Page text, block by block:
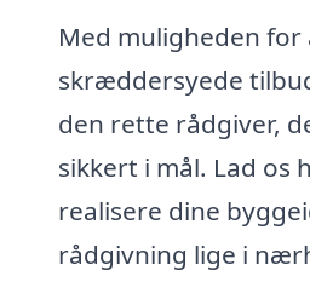
Med muligheden
skræddersyede
den rette rådgiver,
sikkert i mål. Lad os
realisere dine
rådgivning lige i